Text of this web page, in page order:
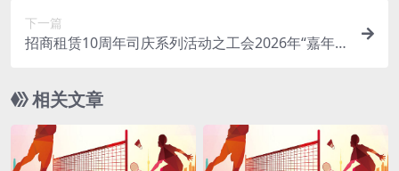
下一篇
招商租赁10周年司庆系列活动之工会2026年“嘉年
相关文章